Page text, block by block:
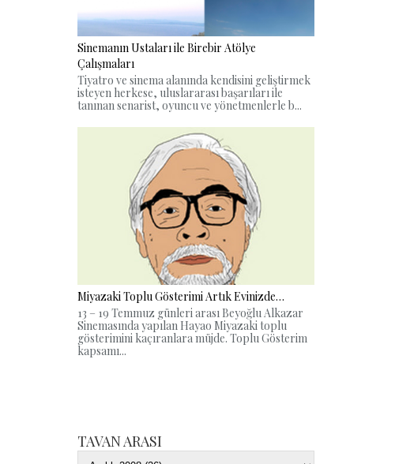
Sinemanın Ustaları ile Birebir Atölye
Çalışmaları
Tiyatro ve sinema alanında kendisini geliştirmek
isteyen herkese, uluslararası başarıları ile
tanınan senarist, oyuncu ve yönetmenlerle b...
Miyazaki Toplu Gösterimi Artık Evinizde…
13 – 19 Temmuz günleri arası Beyoğlu Alkazar
Sinemasında yapılan Hayao Miyazaki toplu
gösterimini kaçıranlara müjde. Toplu Gösterim
kapsamı...
TAVAN ARASI